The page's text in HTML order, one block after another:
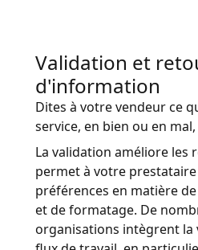
Validation et
d'information
Dites à votre vendeur ce
service, en bien ou en
La validation améliore les
permet à votre
préférences en matière
et de formatage. De
organisations intègrent la